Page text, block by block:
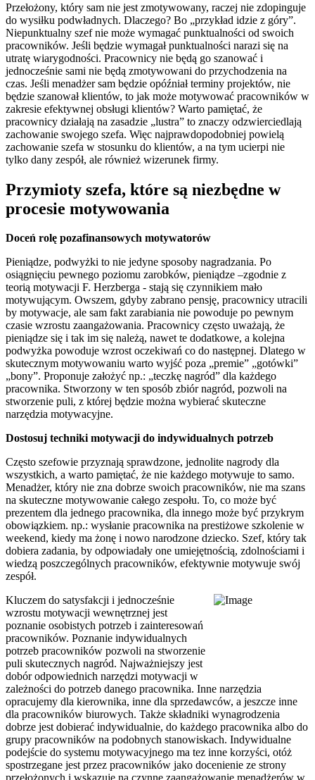
Przełożony, który sam nie jest zmotywowany, raczej nie zdopinguje
do wysiłku podwładnych. Dlaczego? Bo „przykład idzie z góry”.
Niepunktualny szef nie może wymagać punktualności od swoich
pracowników. Jeśli będzie wymagał punktualności narazi się na
utratę wiarygodności. Pracownicy nie będą go szanować i
jednocześnie sami nie będą zmotywowani do przychodzenia na
czas. Jeśli menadżer sam będzie opóźniał terminy projektów, nie
będzie szanował klientów, to jak może motywować pracowników w
zakresie efektywnej obsługi klientów? Warto pamiętać, że
pracownicy działają na zasadzie „lustra” to znaczy odzwierciedlają
zachowanie swojego szefa. Więc najprawdopodobniej powielą
zachowanie szefa w stosunku do klientów, a na tym ucierpi nie
tylko dany zespół, ale również wizerunek firmy.
Przymioty szefa, które są niezbędne w
procesie motywowania
Doceń rolę pozafinansowych motywatorów
Pieniądze, podwyżki to nie jedyne sposoby nagradzania. Po
osiągnięciu pewnego poziomu zarobków, pieniądze –zgodnie z
teorią motywacji F. Herzberga - stają się czynnikiem mało
motywującym. Owszem, gdyby zabrano pensję, pracownicy utracili
by motywacje, ale sam fakt zarabiania nie powoduje po pewnym
czasie wzrostu zaangażowania. Pracownicy często uważają, że
pieniądze się i tak im się należą, nawet te dodatkowe, a kolejna
podwyżka powoduje wzrost oczekiwań co do następnej. Dlatego w
skutecznym motywowaniu warto wyjść poza „premie” „gotówki”
„bony”. Proponuje założyć np.: „teczkę nagród” dla każdego
pracownika. Stworzony w ten sposób zbiór nagród, pozwoli na
stworzenie puli, z której będzie można wybierać skuteczne
narzędzia motywacyjne.
Dostosuj techniki motywacji do indywidualnych potrzeb
Często szefowie przyznają sprawdzone, jednolite nagrody dla
wszystkich, a warto pamiętać, że nie każdego motywuje to samo.
Menadżer, który nie zna dobrze swoich pracowników, nie ma szans
na skuteczne motywowanie całego zespołu. To, co może być
prezentem dla jednego pracownika, dla innego może być przykrym
obowiązkiem. np.: wysłanie pracownika na prestiżowe szkolenie w
weekend, kiedy ma żonę i nowo narodzone dziecko. Szef, który tak
dobiera zadania, by odpowiadały one umiejętnością, zdolnościami i
wiedzą poszczególnych pracowników, efektywnie motywuje swój
zespół.
Kluczem do satysfakcji i jednocześnie
wzrostu motywacji wewnętrznej jest
poznanie osobistych potrzeb i zainteresowań
pracowników. Poznanie indywidualnych
potrzeb pracowników pozwoli na stworzenie
puli skutecznych nagród. Najważniejszy jest
dobór odpowiednich narzędzi motywacji w
zależności do potrzeb danego pracownika. Inne narzędzia
opracujemy dla kierownika, inne dla sprzedawców, a jeszcze inne
dla pracowników biurowych. Także składniki wynagrodzenia
dobrze jest dobierać indywidualnie, do każdego pracownika albo do
grupy pracowników na podobnych stanowiskach. Indywidualne
podejście do systemu motywacyjnego ma tez inne korzyści, otóż
spostrzegane jest przez pracowników jako docenienie ze strony